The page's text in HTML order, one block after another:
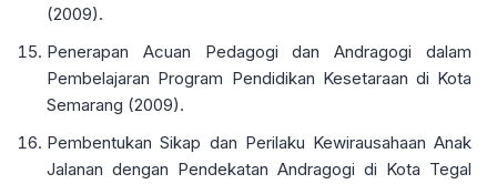
(2009).
Penerapan Acuan Pedagogi dan Andragogi dalam
Pembelajaran Program Pendidikan Kesetaraan di Kota
Semarang (2009).
Pembentukan Sikap dan Perilaku Kewirausahaan Anak
Jalanan dengan Pendekatan Andragogi di Kota Tegal